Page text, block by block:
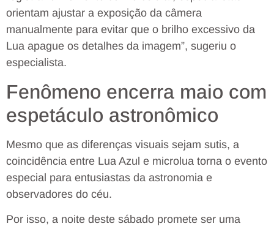
orientam ajustar a exposição da câmera
manualmente para evitar que o brilho excessivo da
Lua apague os detalhes da imagem”, sugeriu o
especialista.
Fenômeno encerra maio com
espetáculo astronômico
Mesmo que as diferenças visuais sejam sutis, a
coincidência entre Lua Azul e microlua torna o evento
especial para entusiastas da astronomia e
observadores do céu.
Por isso, a noite deste sábado promete ser uma